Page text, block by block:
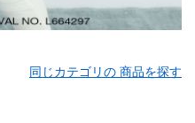
同じカテゴリの 商品を探す